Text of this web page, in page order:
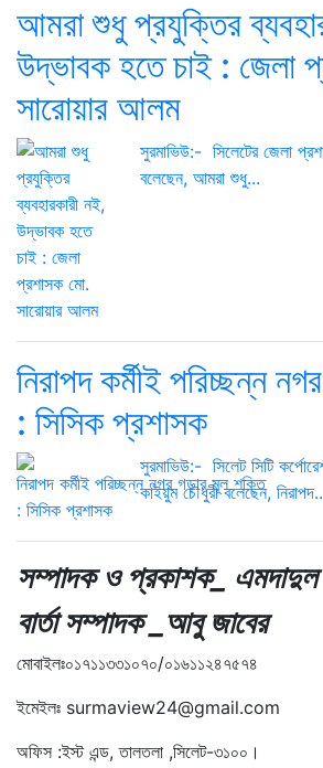
আমরা শুধু প্রযুক্তির
উদ্ভাবক হতে চাই : জেলা
সারোয়ার আলম
সুরমাভিউ:- সিলেটের জেলা
বলেছেন, আমরা শুধু...
নিরাপদ কর্মীই পরিচ্ছন্ন
: সিসিক প্রশাসক
সুরমাভিউ:- সিলেট সিটি
কাইয়ুম চৌধুরী বলেছেন,
সম্পাদক ও প্রকাশক_
বার্তা সম্পাদক _আবু জাবের
মোবাইলঃ০১৭১১৩৩১০৭০/০১৬১১২৪৭৫৭৪
ইমেইলঃ surmaview24@gmail.com
অফিস :ইস্ট এন্ড, তালতলা ,সিলেট-৩১০০।